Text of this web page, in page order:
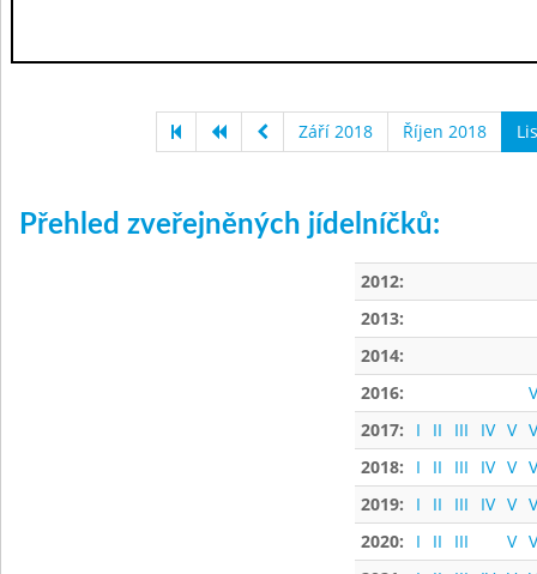
Září 2018 Říjen 2018
Přehled zveřejněných jídelníčků:
2012:
2013:
2014:
2016:
2017:
I II III IV V
2018:
I II III IV V
2019:
I II III IV V
2020:
I II III V